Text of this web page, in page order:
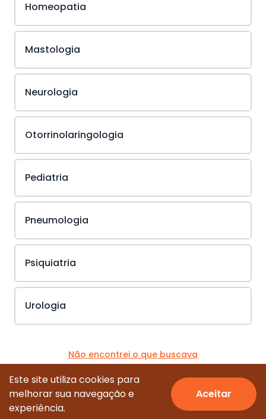
Homeopatia
Mastologia
Neurologia
Otorrinolaringologia
Pediatria
Pneumologia
Psiquiatria
Urologia
Não encontrei o que buscava
© Todos os direitos reservados.
Este site utiliza cookies para
melhorar sua navegação e
experiência.
Aceitar